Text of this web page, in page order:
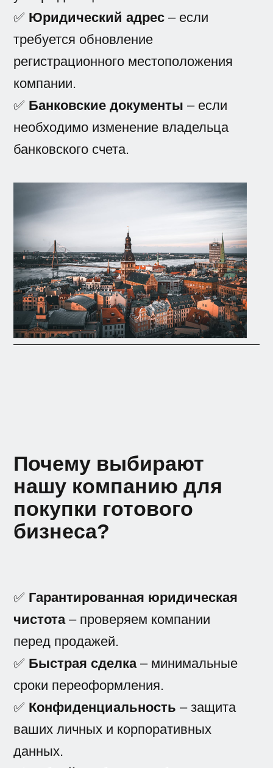
✅ Юридический адрес – если
требуется обновление
регистрационного местоположения
компании.
✅ Банковские документы – если
необходимо изменение владельца
банковского счета.
Почему выбирают
нашу компанию для
покупки готового
бизнеса?
✅ Гарантированная юридическая
чистота– проверяем компании
перед продажей.
✅ Быстрая сделка– минимальные
сроки переоформления.
✅ Конфиденциальность – защита
ваших личных и корпоративных
данных.